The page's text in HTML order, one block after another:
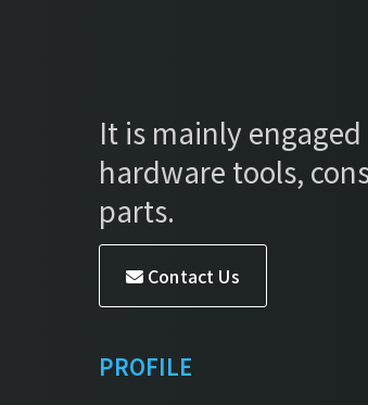
It is mainly
hardware tools,
parts.
Contact Us
PROFILE